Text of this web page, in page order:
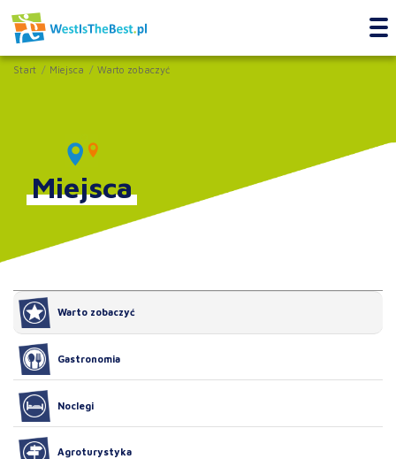
Start Miejsca Warto zobaczyć
Miejsca
Warto zobaczyć
Gastronomia
Noclegi
Agroturystyka